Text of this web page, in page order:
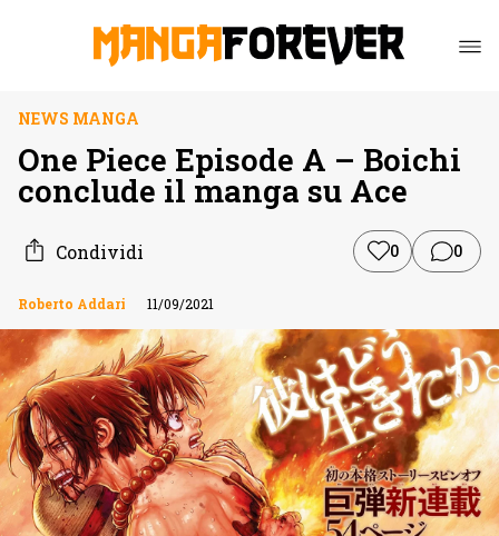
NEWS MANGA
One Piece Episode A – Boichi
conclude il manga su Ace
Condividi 0 0
Roberto Addari 11/09/2021